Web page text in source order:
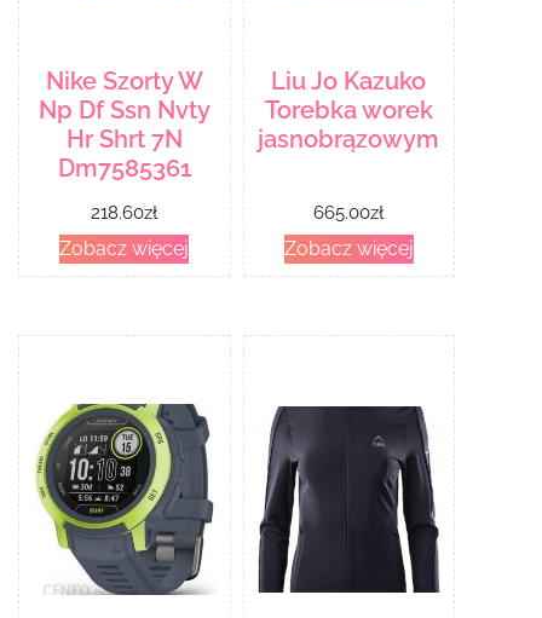
Nike Szorty W
Np Df Ssn Nvty
Hr Shrt 7N
Dm7585361
218.60zł
Zobacz więcej
Liu Jo Kazuko
Torebka worek
jasnobrązowym
665.00zł
Zobacz więcej